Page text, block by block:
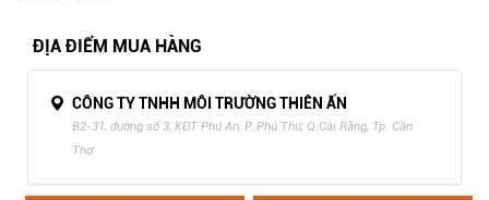
ĐỊA ĐIỂM MUA HÀNG
CÔNG TY TNHH MÔI TRƯỜNG THIÊN ẤN
B2-31, đường số 3, KĐT Phú An, P. Phú Thứ, Q.Cái Răng, Tp. Cần
Thơ